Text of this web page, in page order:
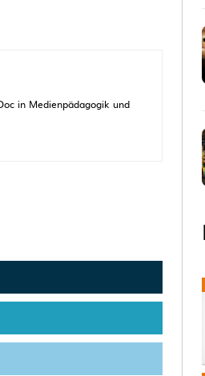
in Medienpädagogik und